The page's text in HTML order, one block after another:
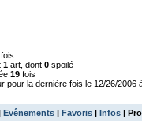
fois
1 art, dont 0 spoilé
19 fois
pour la dernière fois le 12/26/2006
Evênements | Favoris | Infos |